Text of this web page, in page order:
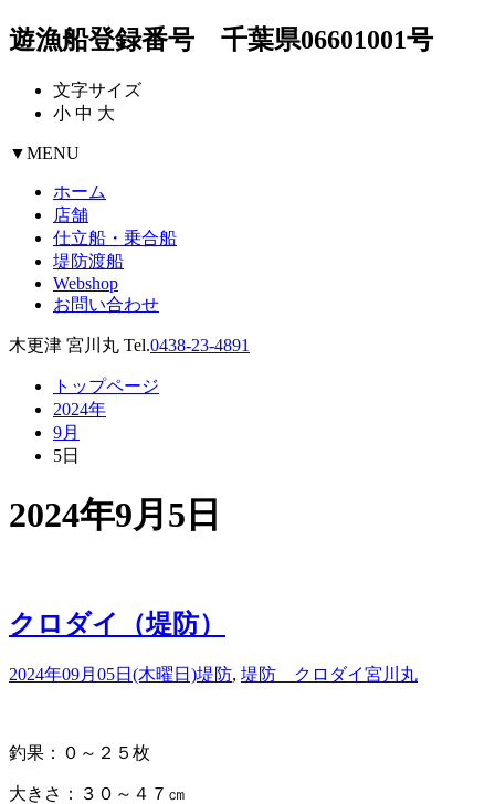
遊漁船登録番号 千葉県06601001号
文字サイズ
小 中 大
▼MENU
ホーム
店舗
仕立船・乗合船
堤防渡船
Webshop
お問い合わせ
木更津 宮川丸 Tel.0438-23-4891
トップページ
2024年
9月
5日
2024年9月5日
クロダイ（堤防）
2024年09月05日(木曜日)堤防, 堤防 クロダイ宮川丸
釣果：０～２５枚
大きさ：３０～４７㎝